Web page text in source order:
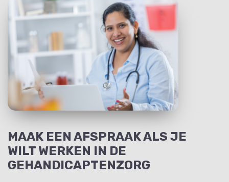
MAAK EEN AFSPRAAK ALS JE
WILT WERKEN IN DE
GEHANDICAPTENZORG